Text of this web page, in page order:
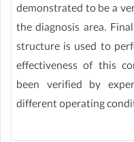
demonstrated to be a
the diagnosis area.
structure is used to
effectiveness of this
been verified by
different operating